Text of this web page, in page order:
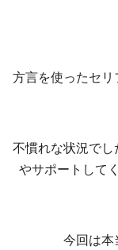
方言を使ったセ
不慣れな状況で
やサポートして
今回は本